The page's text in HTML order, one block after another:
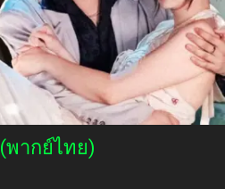
(พากย์ไทย)